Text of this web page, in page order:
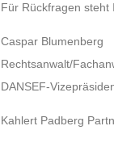
Für Rückfragen steht
Caspar Blumenberg
Rechtsanwalt/
DANSEF-
Kahlert Padberg